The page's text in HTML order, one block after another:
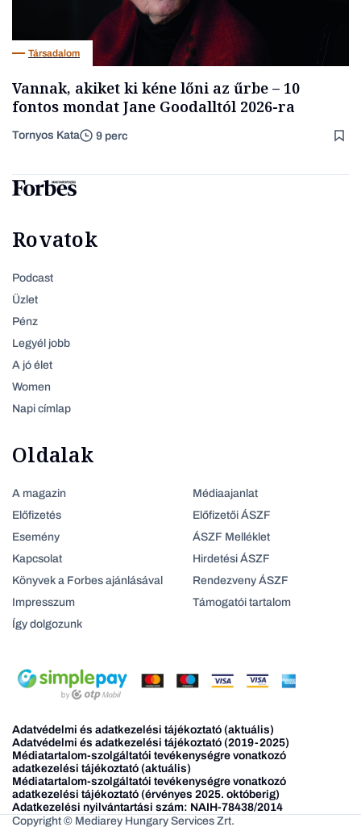
Társadalom
Vannak, akiket ki kéne lőni az űrbe – 10
fontos mondat Jane Goodalltól 2026-ra
Tornyos Kata 9 perc
Rovatok
Podcast
Üzlet
Pénz
Legyél jobb
A jó élet
Women
Napi címlap
Oldalak
A magazin
Előfizetés
Esemény
Kapcsolat
Könyvek a Forbes ajánlásával
Impresszum
Így dolgozunk
Médiaajanlat
Előfizetői ÁSZF
ÁSZF Melléklet
Hirdetési ÁSZF
Rendezveny ÁSZF
Támogatói tartalom
Adatvédelmi és adatkezelési tájékoztató (aktuális)
Adatvédelmi és adatkezelési tájékoztató (2019-2025)
Médiatartalom-szolgáltatói tevékenységre vonatkozó
adatkezelési tájékoztató (aktuális)
Médiatartalom-szolgáltatói tevékenységre vonatkozó
adatkezelési tájékoztató (érvényes 2025. októberig)
Adatkezelési nyilvántartási szám: NAIH-78438/2014
Copyright © Mediarey Hungary Services Zrt.